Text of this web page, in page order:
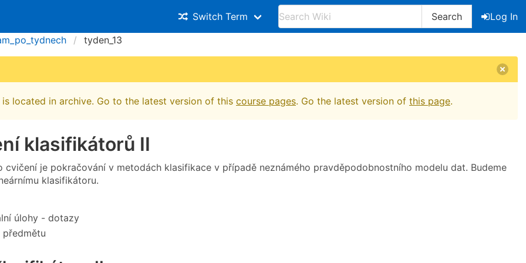
Switch Term Search
Log In
tyden_13
is located in archive. Go to the latest version of this course pages. Go the latest version of this page.
klasifikátorů II
cvičení je pokračování v metodách klasifikace v případě neznámého pravděpodobnostního modelu dat. Budeme
klasifikátoru.
úlohy - dotazy